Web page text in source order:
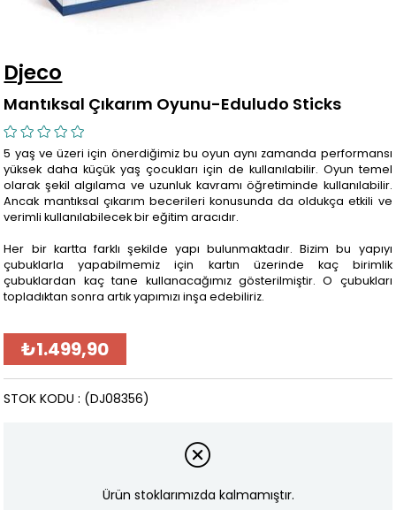
Djeco
Mantıksal Çıkarım Oyunu-Eduludo Sticks
5 yaş ve üzeri için önerdiğimiz bu oyun aynı zamanda performansı
yüksek daha küçük yaş çocukları için de kullanılabilir. Oyun temel
olarak şekil algılama ve uzunluk kavramı öğretiminde kullanılabilir.
Ancak mantıksal çıkarım becerileri konusunda da oldukça etkili ve
verimli kullanılabilecek bir eğitim aracıdır.
Her bir kartta farklı şekilde yapı bulunmaktadır. Bizim bu yapıyı
çubuklarla yapabilmemiz için kartın üzerinde kaç birimlik
çubuklardan kaç tane kullanacağımız gösterilmiştir. O çubukları
topladıktan sonra artık yapımızı inşa edebiliriz.
₺1.499,90
(DJ08356)
STOK KODU
Ürün stoklarımızda kalmamıştır.